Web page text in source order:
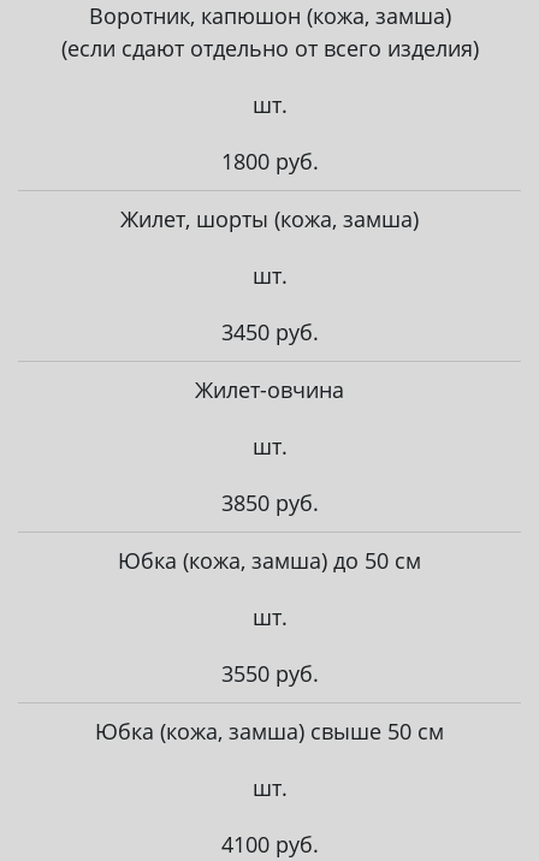
Воротник, капюшон (кожа, замша)
(если сдают отдельно от всего изделия)
шт.
1800 руб.
Жилет, шорты (кожа, замша)
шт.
3450 руб.
Жилет-овчина
шт.
3850 руб.
Юбка (кожа, замша) до 50 см
шт.
3550 руб.
Юбка (кожа, замша) свыше 50 см
шт.
4100 руб.